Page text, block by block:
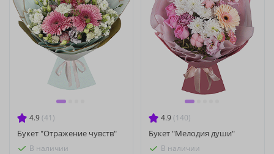
4.9 (41)
Букет "Отражение чувств"
В наличии
4.9 (140)
Букет "Мелодия души"
В наличии